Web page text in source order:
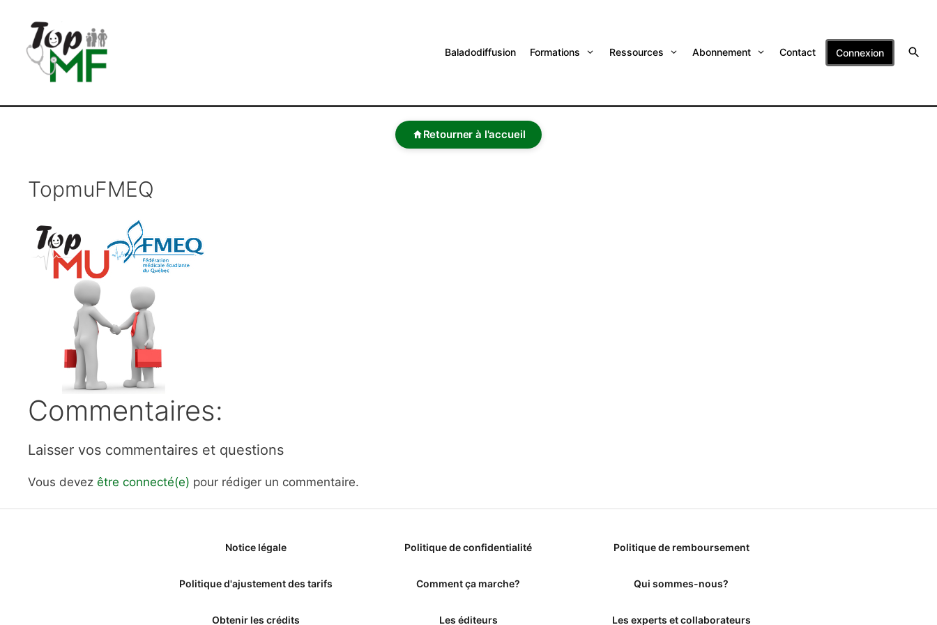
Baladodiffusion Formations Ressources Abonnement Contact Connexion
Retourner à l'accueil
TopmuFMEQ
Commentaires:
Laisser vos commentaires et questions
Vous devez être connecté(e) pour rédiger un commentaire.
Notice légale Politique de confidentialité Politique de remboursement
Politique d'ajustement des tarifs Comment ça marche? Qui sommes-nous?
Obtenir les crédits Les éditeurs Les experts et collaborateurs